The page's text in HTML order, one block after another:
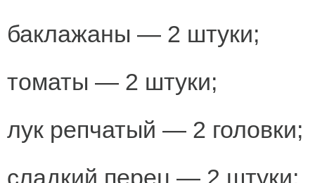
баклажаны — 2 штуки;
томаты — 2 штуки;
лук репчатый — 2 головки;
сладкий перец — 2 штуки;